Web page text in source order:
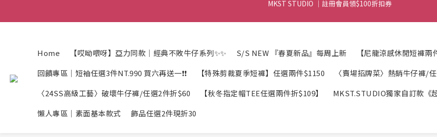
MKST STUDIO ｜ 全店滿$999元 免運
Home 【哎呦喂呀】亞力同款｜經典不敗牛仔系列✨✨ S/S NEW 『春夏新品』每周上新
【尼龍涼感休閒短褲兩件
回饋專區｜短袖任選3件NT.990 買六再送一❗❗
【特殊剪裁夏季短褲】任選兩件$1150
〈賣場招牌菜〉熱銷牛仔褲/
〈24SS高級工藝〉破壞牛仔褲/任選2件折$60
【秋冬指定帽TEE任選兩件折$109】
MKST.STUDIO獨家自訂款《
懶人專區｜素面基本款式
飾品任選2件現折30